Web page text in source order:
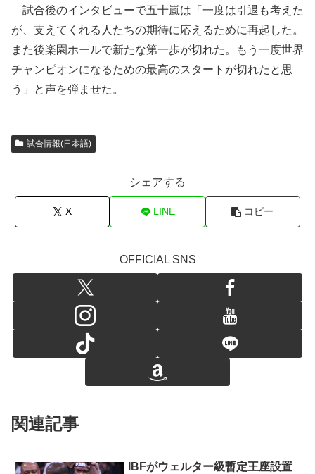
試合後のインタビューで五十嵐は「一度は引退も考えた
が、支えてくれる人たちの期待に応えるために再起した。
また後楽園ホールで新たな第一歩が切れた。もう一度世界
チャンピオンになるための最高のスタートが切れたと思
う」と声を弾ませた。
試合情報(日本語)
シェアする
X LINE コピー
OFFICIAL SNS
関連記事
IBFがウェルター級暫定王座設置